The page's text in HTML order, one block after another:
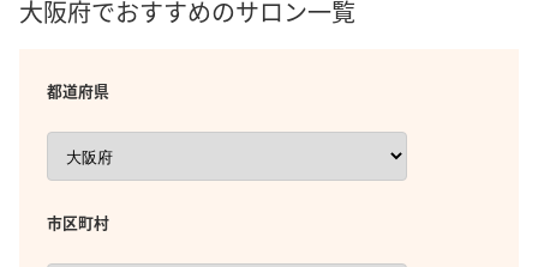
大阪府でおすすめのサロン一覧
都道府県
市区町村